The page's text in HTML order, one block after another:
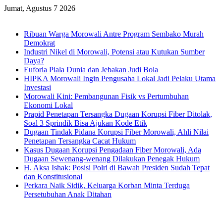
Jumat, Agustus 7 2026
Ribuan Warga Morowali Antre Program Sembako Murah
Demokrat
Industri Nikel di Morowali, Potensi atau Kutukan Sumber
Daya?
Euforia Piala Dunia dan Jebakan Judi Bola
HIPKA Morowali Ingin Pengusaha Lokal Jadi Pelaku Utama
Investasi
Morowali Kini: Pembangunan Fisik vs Pertumbuhan
Ekonomi Lokal
Prapid Penetapan Tersangka Dugaan Korupsi Fiber Ditolak,
Soal 3 Sprindik Bisa Ajukan Kode Etik
Dugaan Tindak Pidana Korupsi Fiber Morowali, Ahli Nilai
Penetapan Tersangka Cacat Hukum
Kasus Dugaan Korupsi Pengadaan Fiber Morowali, Ada
Dugaan Sewenang-wenang Dilakukan Penegak Hukum
H. Aksa Ishak: Posisi Polri di Bawah Presiden Sudah Tepat
dan Konstitusional
Perkara Naik Sidik, Keluarga Korban Minta Terduga
Persetubuhan Anak Ditahan